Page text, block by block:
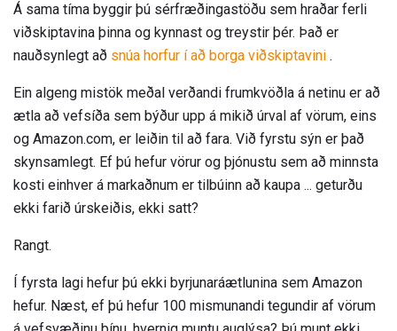
Á sama tíma byggir þú sérfræðingastöðu sem hraðar ferli
viðskiptavina þinna og kynnast og treystir þér. Það er
nauðsynlegt að snúa horfur í að borga viðskiptavini .
Ein algeng mistök meðal verðandi frumkvöðla á netinu er að
ætla að vefsíða sem býður upp á mikið úrval af vörum, eins
og Amazon.com, er leiðin til að fara. Við fyrstu sýn er það
skynsamlegt. Ef þú hefur vörur og þjónustu sem að minnsta
kosti einhver á markaðnum er tilbúinn að kaupa ... geturðu
ekki farið úrskeiðis, ekki satt?
Rangt.
Í fyrsta lagi hefur þú ekki byrjunaráætlunina sem Amazon
hefur. Næst, ef þú hefur 100 mismunandi tegundir af vörum